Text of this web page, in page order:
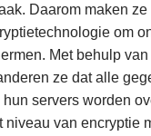
Daarom maken
om
Met behulp
ze dat alle
servers worden
niveau van encryptie